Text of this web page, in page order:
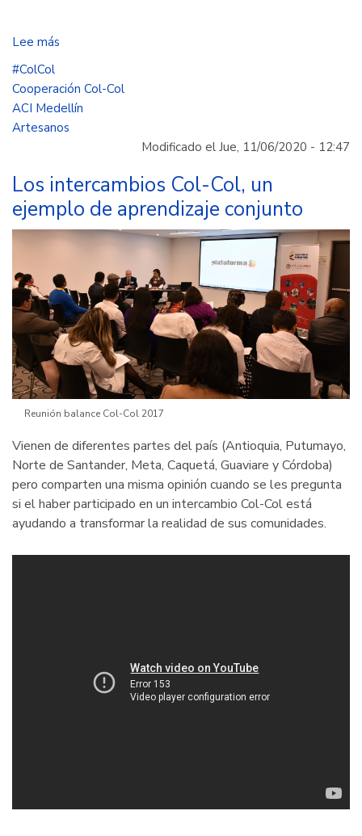
Lee más
Medellín
se
#ColCol
Cooperación Col-Col
ACI Medellín
Artesanos
Modificado el Jue, 11/06/2020 - 12:47
Los intercambios Col-Col, un
ejemplo de aprendizaje conjunto
Reunión balance Col-Col 2017
Vienen de diferentes partes del país (Antioquia, Putumayo,
Norte de Santander, Meta, Caquetá, Guaviare y Córdoba)
pero comparten una misma opinión cuando se les pregunta
si el haber participado en un intercambio Col-Col está
ayudando a transformar la realidad de sus comunidades.